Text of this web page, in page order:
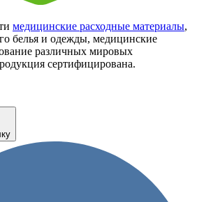
медицинские расходные материалы,
белья и одежды, медицинские
различных мировых
сертифицирована.